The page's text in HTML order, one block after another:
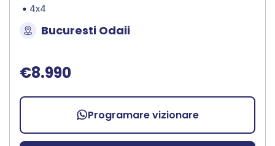
4x4
Bucuresti Odaii
€8.990
Programare vizionare